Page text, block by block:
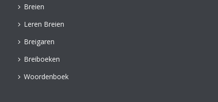
Breien
Leren Breien
Breigaren
Breiboeken
Woordenboek